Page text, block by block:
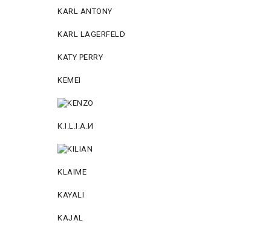
KARL ANTONY
KARL LAGERFELD
KATY PERRY
KEMEI
К.I.L.I.А.И
KLAIME
KAYALI
KAJAL